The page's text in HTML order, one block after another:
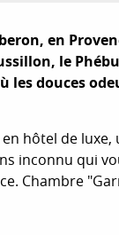
en
le
les douces
hôtel de
inconnu qui
Chambre